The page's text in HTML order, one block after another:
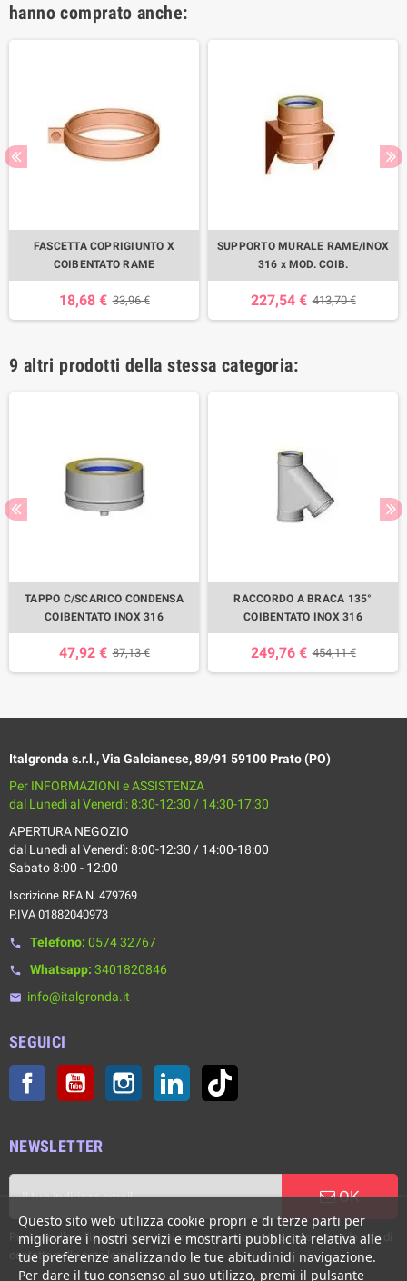
hanno comprato anche:
FASCETTA COPRIGIUNTO X
COIBENTATO RAME
18,68 € 33,96 €
SUPPORTO MURALE RAME/INOX
316 x MOD. COIB.
227,54 € 413,70 €
9 altri prodotti della stessa categoria:
TAPPO C/SCARICO CONDENSA
COIBENTATO INOX 316
47,92 € 87,13 €
RACCORDO A BRACA 135°
COIBENTATO INOX 316
249,76 € 454,11 €
Italgronda s.r.l., Via Galcianese, 89/91 59100 Prato (PO)
Per INFORMAZIONI e ASSISTENZA
dal Lunedì al Venerdì: 8:30-12:30 / 14:30-17:30
APERTURA NEGOZIO
dal Lunedì al Venerdì: 8:00-12:30 / 14:00-18:00
Sabato 8:00 - 12:00
Iscrizione REA N. 479769
P.IVA 01882040973
phone Telefono: 0574 32767
phone Whatsapp: 3401820846
email info@italgronda.it
SEGUICI
Facebook YouTube Instagram LinkedIn
NEWSLETTER
OK
Puoi annullare l'iscrizione in ogni momento. A questo scopo, cerca le info di
contatto nelle note legali.
Questo sito web utilizza cookie propri e di terze parti per
migliorare i nostri servizi e mostrarti pubblicità relativa alle
tue preferenze analizzando le tue abitudinidi navigazione.
Per dare il tuo consenso al suo utilizzo, premi il pulsante